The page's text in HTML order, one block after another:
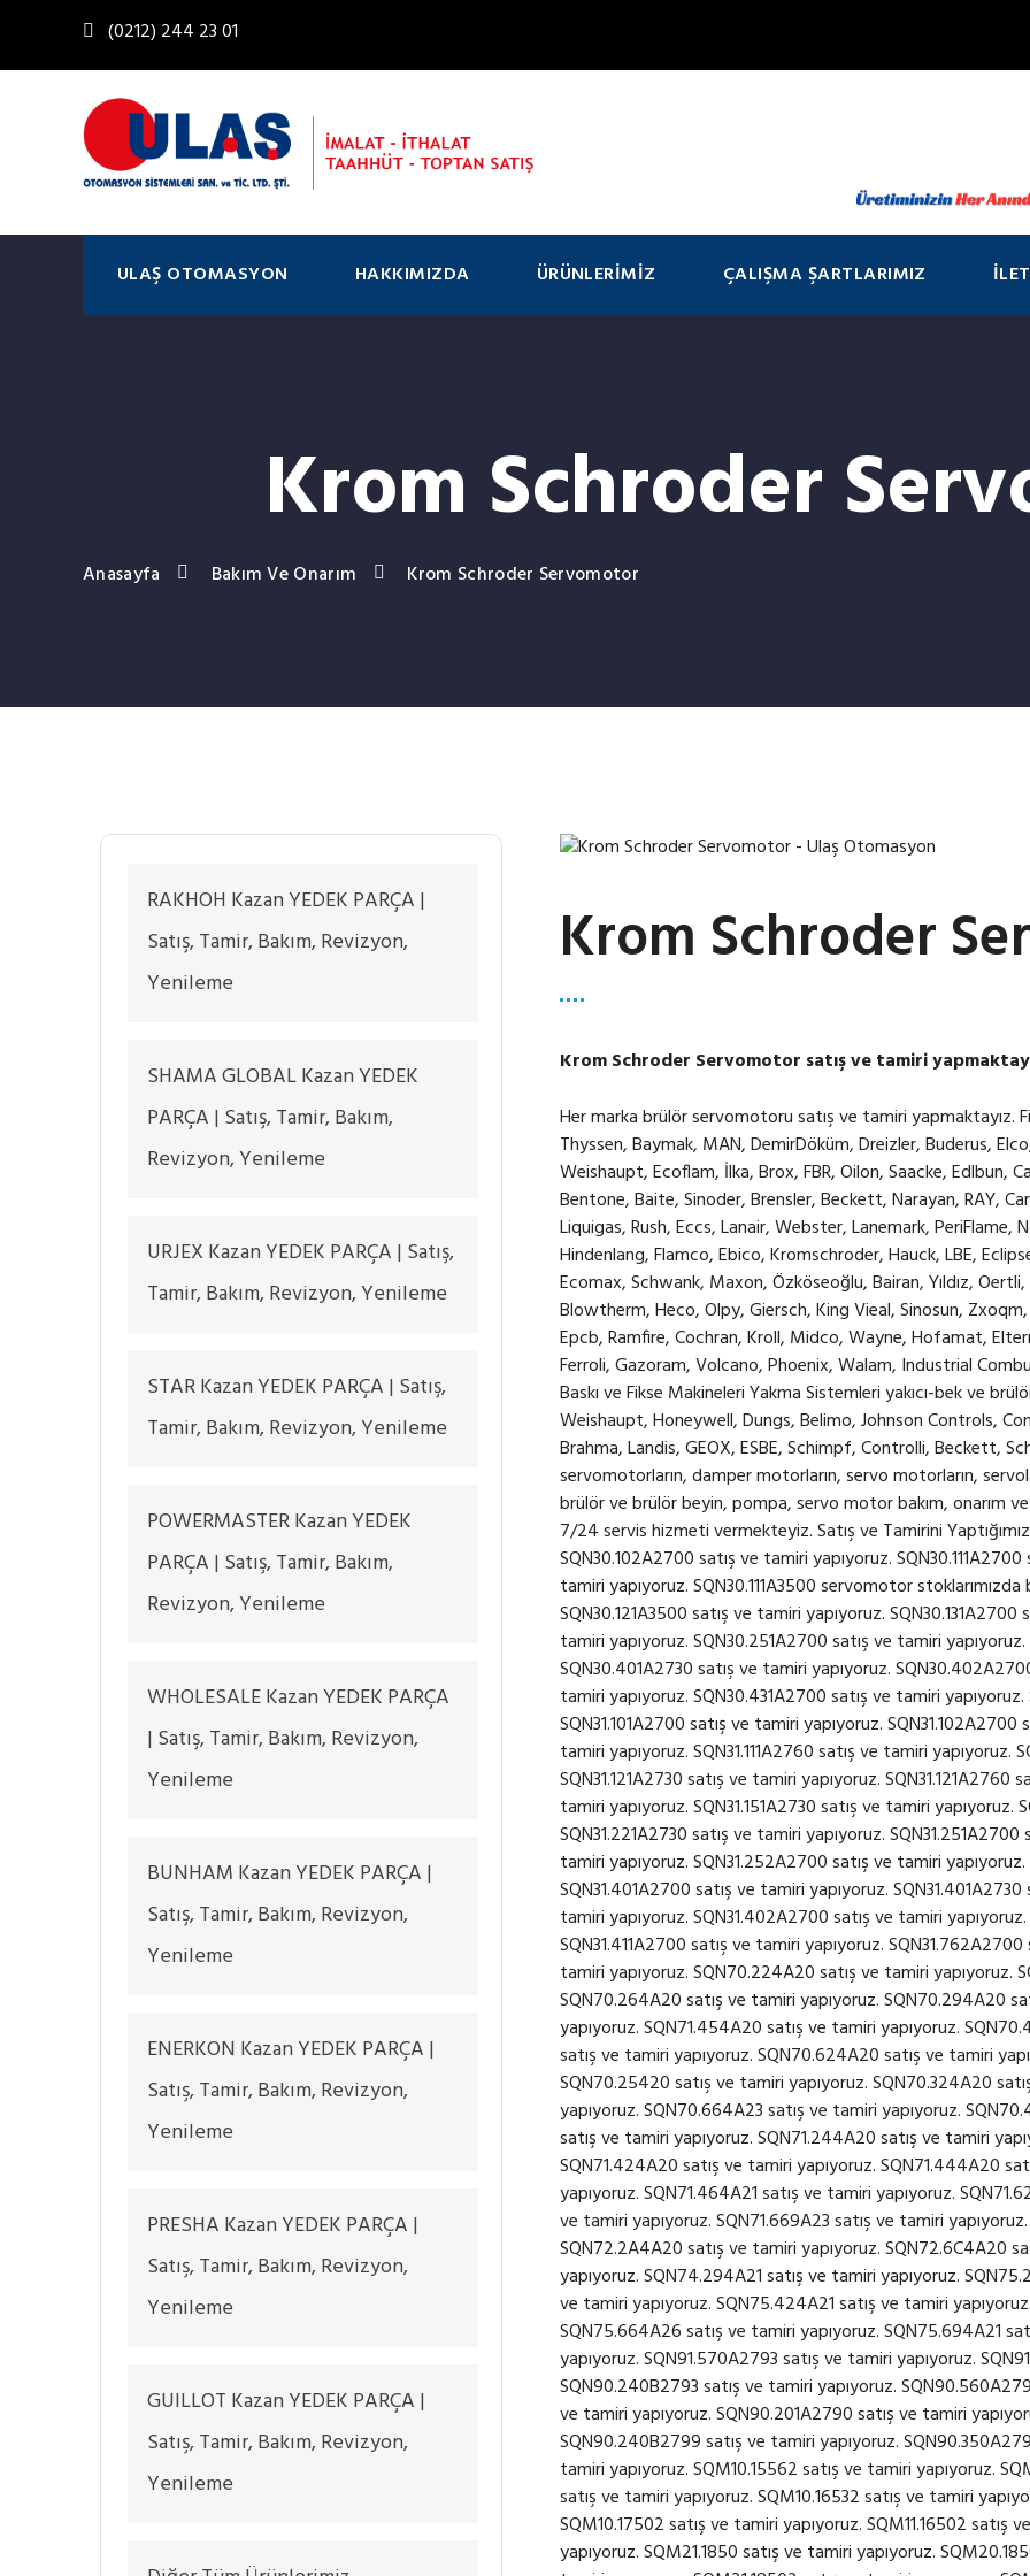
(0212) 244 23 01
ULAŞ OTOMASYON HAKKIMIZDA ÜRÜNLERIMIZ ÇALIŞMA ŞARTLARIMIZ
Krom Schroder
Anasayfa Bakım Ve Onarım Krom Schroder Servomotor
RAKHOH Kazan YEDEK PARÇA |
Satış, Tamir, Bakım, Revizyon,
Yenileme
SHAMA GLOBAL Kazan YEDEK
PARÇA | Satış, Tamir, Bakım,
Revizyon, Yenileme
URJEX Kazan YEDEK PARÇA | Satış,
Tamir, Bakım, Revizyon, Yenileme
STAR Kazan YEDEK PARÇA | Satış,
Tamir, Bakım, Revizyon, Yenileme
POWERMASTER Kazan YEDEK
PARÇA | Satış, Tamir, Bakım,
Revizyon, Yenileme
WHOLESALE Kazan YEDEK PARÇA
| Satış, Tamir, Bakım, Revizyon,
Yenileme
BUNHAM Kazan YEDEK PARÇA |
Satış, Tamir, Bakım, Revizyon,
Yenileme
ENERKON Kazan YEDEK PARÇA |
Satış, Tamir, Bakım, Revizyon,
Yenileme
PRESHA Kazan YEDEK PARÇA |
Satış, Tamir, Bakım, Revizyon,
Yenileme
GUILLOT Kazan YEDEK PARÇA |
Satış, Tamir, Bakım, Revizyon,
Yenileme
Krom Schroder
Krom Schroder Servomotor satış ve tamiri
Her marka brülör servomotoru satış ve tamiri yapmaktayız. Firmamız; Flam, Riello, Üret, Ecostar, Alarko, Gökçe Thyssen, Baymak, MAN, DemirDöküm, Dreizler, Buderus, Elco, Gulliver, Baltur, Johnson, Hamworthy, Raysel, Weishaupt, Ecoflam, İlka, Brox, FBR, Oilon, Saacke, Edlbun, Career, Unigas, Lamborghini, Özterm, NAM BURNER, Bentone, Baite, Sinoder, Brensler, Beckett, Narayan, RAY, Carlin, Oxilon, Hi-Therm, Paras, Bohui, Yongxing, Iaec, Liquigas, Rush, Eccs, Lanair, Webster, Lanemark, PeriFlame, Noxmat, North American, Faber, Json, Kingray, Hindenlang, Flamco, Ebico, Kromschroder, Hauck, LBE, Eclipse, Monarch, Hauck BBG, Hauck BBC, Nu-way, Ram, Ecomax, Schwank, Maxon, Özköseoğlu, Bairan, Yıldız, Oertli, Zoomline, Körting, Alato, Vulcan, Genco, CBS, Blowtherm, Heco, Olpy, Giersch, King Vieal, Sinosun, Zxoqm, Eppo, Kral Vieal, Yigong, Zoomline, Isımak, Pelltech, Epcb, Ramfire, Cochran, Kroll, Midco, Wayne, Hofamat, Elterm, EAC, De Dietrich, Flamtec, Enterprise, Pentex, Ferroli, Gazoram, Volcano, Phoenix, Walam, Industrial Combustion, Sunflame, Gazteknik, Brückner, Ram ve Gaze, Baskı ve Fikse Makineleri Yakma Sistemleri yakıcı-bek ve brülörlere ait Siemens, Ontrol, Elster Kromschröder, Weishaupt, Honeywell, Dungs, Belimo, Johnson Controls, Conectron, Berger Lahr, Lamtec, Joventa, Sauter, Brahma, Landis, GEOX, ESBE, Schimpf, Controlli, Beckett, Schneider Electric, Eclipse, Danfoss, Gruner marka servomotorların, damper motorların, servo motorların, servoların satış ve tamiratını yapmaktadır. Ayrıca, her marka brülör ve brülör beyin, pompa, servo motor bakım, onarım ve revizyonu, multiblok bakım onarım ve revizyon için 7/24 servis hizmeti vermekteyiz. Satış ve Tamirini Yaptığımız Servomotorlar (Damper Motorlar): Siemens SQN30.102A2700 satış ve tamiri yapıyoruz. SQN30.111A2700 satış ve tamiri yapıyoruz. SQN30.111A3500 satış ve tamiri yapıyoruz. SQN30.111A3500 servomotor stoklarımızda bulunur. SQN30.121A2700 satış ve tamiri yapıyoruz. SQN30.121A3500 satış ve tamiri yapıyoruz. SQN30.131A2700 satış ve tamiri yapıyoruz. SQN30.151A2700 satış ve tamiri yapıyoruz. SQN30.251A2700 satış ve tamiri yapıyoruz. SQN30.401A2700 satış ve tamiri yapıyoruz. SQN30.401A2730 satış ve tamiri yapıyoruz. SQN30.402A2700 satış ve tamiri yapıyoruz. SQN30.402A2730 satış ve tamiri yapıyoruz. SQN30.431A2700 satış ve tamiri yapıyoruz. SQN30.451A2700 satış ve tamiri yapıyoruz. SQN31.101A2700 satış ve tamiri yapıyoruz. SQN31.102A2700 satış ve tamiri yapıyoruz. SQN31.111A2700 satış ve tamiri yapıyoruz. SQN31.111A2760 satış ve tamiri yapıyoruz. SQN31.121A2700 satış ve tamiri yapıyoruz. SQN31.121A2730 satış ve tamiri yapıyoruz. SQN31.121A2760 satış ve tamiri yapıyoruz. SQN31.151A2700 satış ve tamiri yapıyoruz. SQN31.151A2730 satış ve tamiri yapıyoruz. SQN31.221A2700 satış ve tamiri yapıyoruz. SQN31.221A2730 satış ve tamiri yapıyoruz. SQN31.251A2700 satış ve tamiri yapıyoruz. SQN31.251A2730 satış ve tamiri yapıyoruz. SQN31.252A2700 satış ve tamiri yapıyoruz. SQN31.351A2700 satış ve tamiri yapıyoruz. SQN31.401A2700 satış ve tamiri yapıyoruz. SQN31.401A2730 satış ve tamiri yapıyoruz. SQN31.401A2760 satış ve tamiri yapıyoruz. SQN31.402A2700 satış ve tamiri yapıyoruz. SQN31.402A2730 satış ve tamiri yapıyoruz. SQN31.411A2700 satış ve tamiri yapıyoruz. SQN31.762A2700 satış ve tamiri yapıyoruz. SQN31.411A2730 satış ve tamiri yapıyoruz. SQN70.224A20 satış ve tamiri yapıyoruz. SQN70.244A20 satış ve tamiri yapıyoruz. SQN70.264A20 satış ve tamiri yapıyoruz. SQN70.294A20 satış ve tamiri yapıyoruz. SQN71.424A20 satış ve tamiri yapıyoruz. SQN71.454A20 satış ve tamiri yapıyoruz. SQN70.464A20 satış ve tamiri yapıyoruz. SQN70.464A23 satış ve tamiri yapıyoruz. SQN70.624A20 satış ve tamiri yapıyoruz. SQN70.664A20 satış ve tamiri yapıyoruz. SQN70.25420 satış ve tamiri yapıyoruz. SQN70.324A20 satış ve tamiri yapıyoruz. SQN70.424A20 satış ve tamiri yapıyoruz. SQN70.664A23 satış ve tamiri yapıyoruz. SQN70.454A20 satış ve tamiri yapıyoruz. SQN70.694A20 satış ve tamiri yapıyoruz. SQN71.244A20 satış ve tamiri yapıyoruz. SQN71.264A20 satış ve tamiri yapıyoruz. SQN71.424A20 satış ve tamiri yapıyoruz. SQN71.444A20 satış ve tamiri yapıyoruz. SQN71.454A20 satış ve tamiri yapıyoruz. SQN71.464A21 satış ve tamiri yapıyoruz. SQN71.624A23 satış ve tamiri yapıyoruz. SQN71.664A20 satış ve tamiri yapıyoruz. SQN71.669A23 satış ve tamiri yapıyoruz. SQN71.694A20 satış ve tamiri yapıyoruz. SQN72.2A4A20 satış ve tamiri yapıyoruz. SQN72.6C4A20 satış ve tamiri yapıyoruz. SQN74.254A21 satış ve tamiri yapıyoruz. SQN74.294A21 satış ve tamiri yapıyoruz. SQN75.224A21 satış ve tamiri yapıyoruz. SQN75.244A21 satış ve tamiri yapıyoruz. SQN75.424A21 satış ve tamiri yapıyoruz. SQN75.494A21 satış ve tamiri yapıyoruz. SQN75.664A26 satış ve tamiri yapıyoruz. SQN75.694A21 satış ve tamiri yapıyoruz. SQN72.4A4A20 satış ve tamiri yapıyoruz. SQN91.570A2793 satış ve tamiri yapıyoruz. SQN91.140B2799 satış ve tamiri yapıyoruz. SQN90.240B2793 satış ve tamiri yapıyoruz. SQN90.560A2793 satış ve tamiri yapıyoruz. SQN90.220A2799 satış ve tamiri yapıyoruz. SQN90.201A2790 satış ve tamiri yapıyoruz. SQN90.204A2799 satış ve tamiri yapıyoruz. SQN90.240B2799 satış ve tamiri yapıyoruz. SQN90.350A2799 satış ve tamiri yapıyoruz. SQM10.15502 satış ve tamiri yapıyoruz. SQM10.15562 satış ve tamiri yapıyoruz. SQM10.16102 satış ve tamiri yapıyoruz. SQM10.16502 satış ve tamiri yapıyoruz.